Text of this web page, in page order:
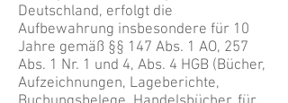
Deutschland, erfolgt die
Aufbewahrung insbesondere für 10
Jahre gemäß §§ 147 Abs. 1 AO, 257
Abs. 1 Nr. 1 und 4, Abs. 4 HGB (Bücher,
Aufzeichnungen, Lageberichte,